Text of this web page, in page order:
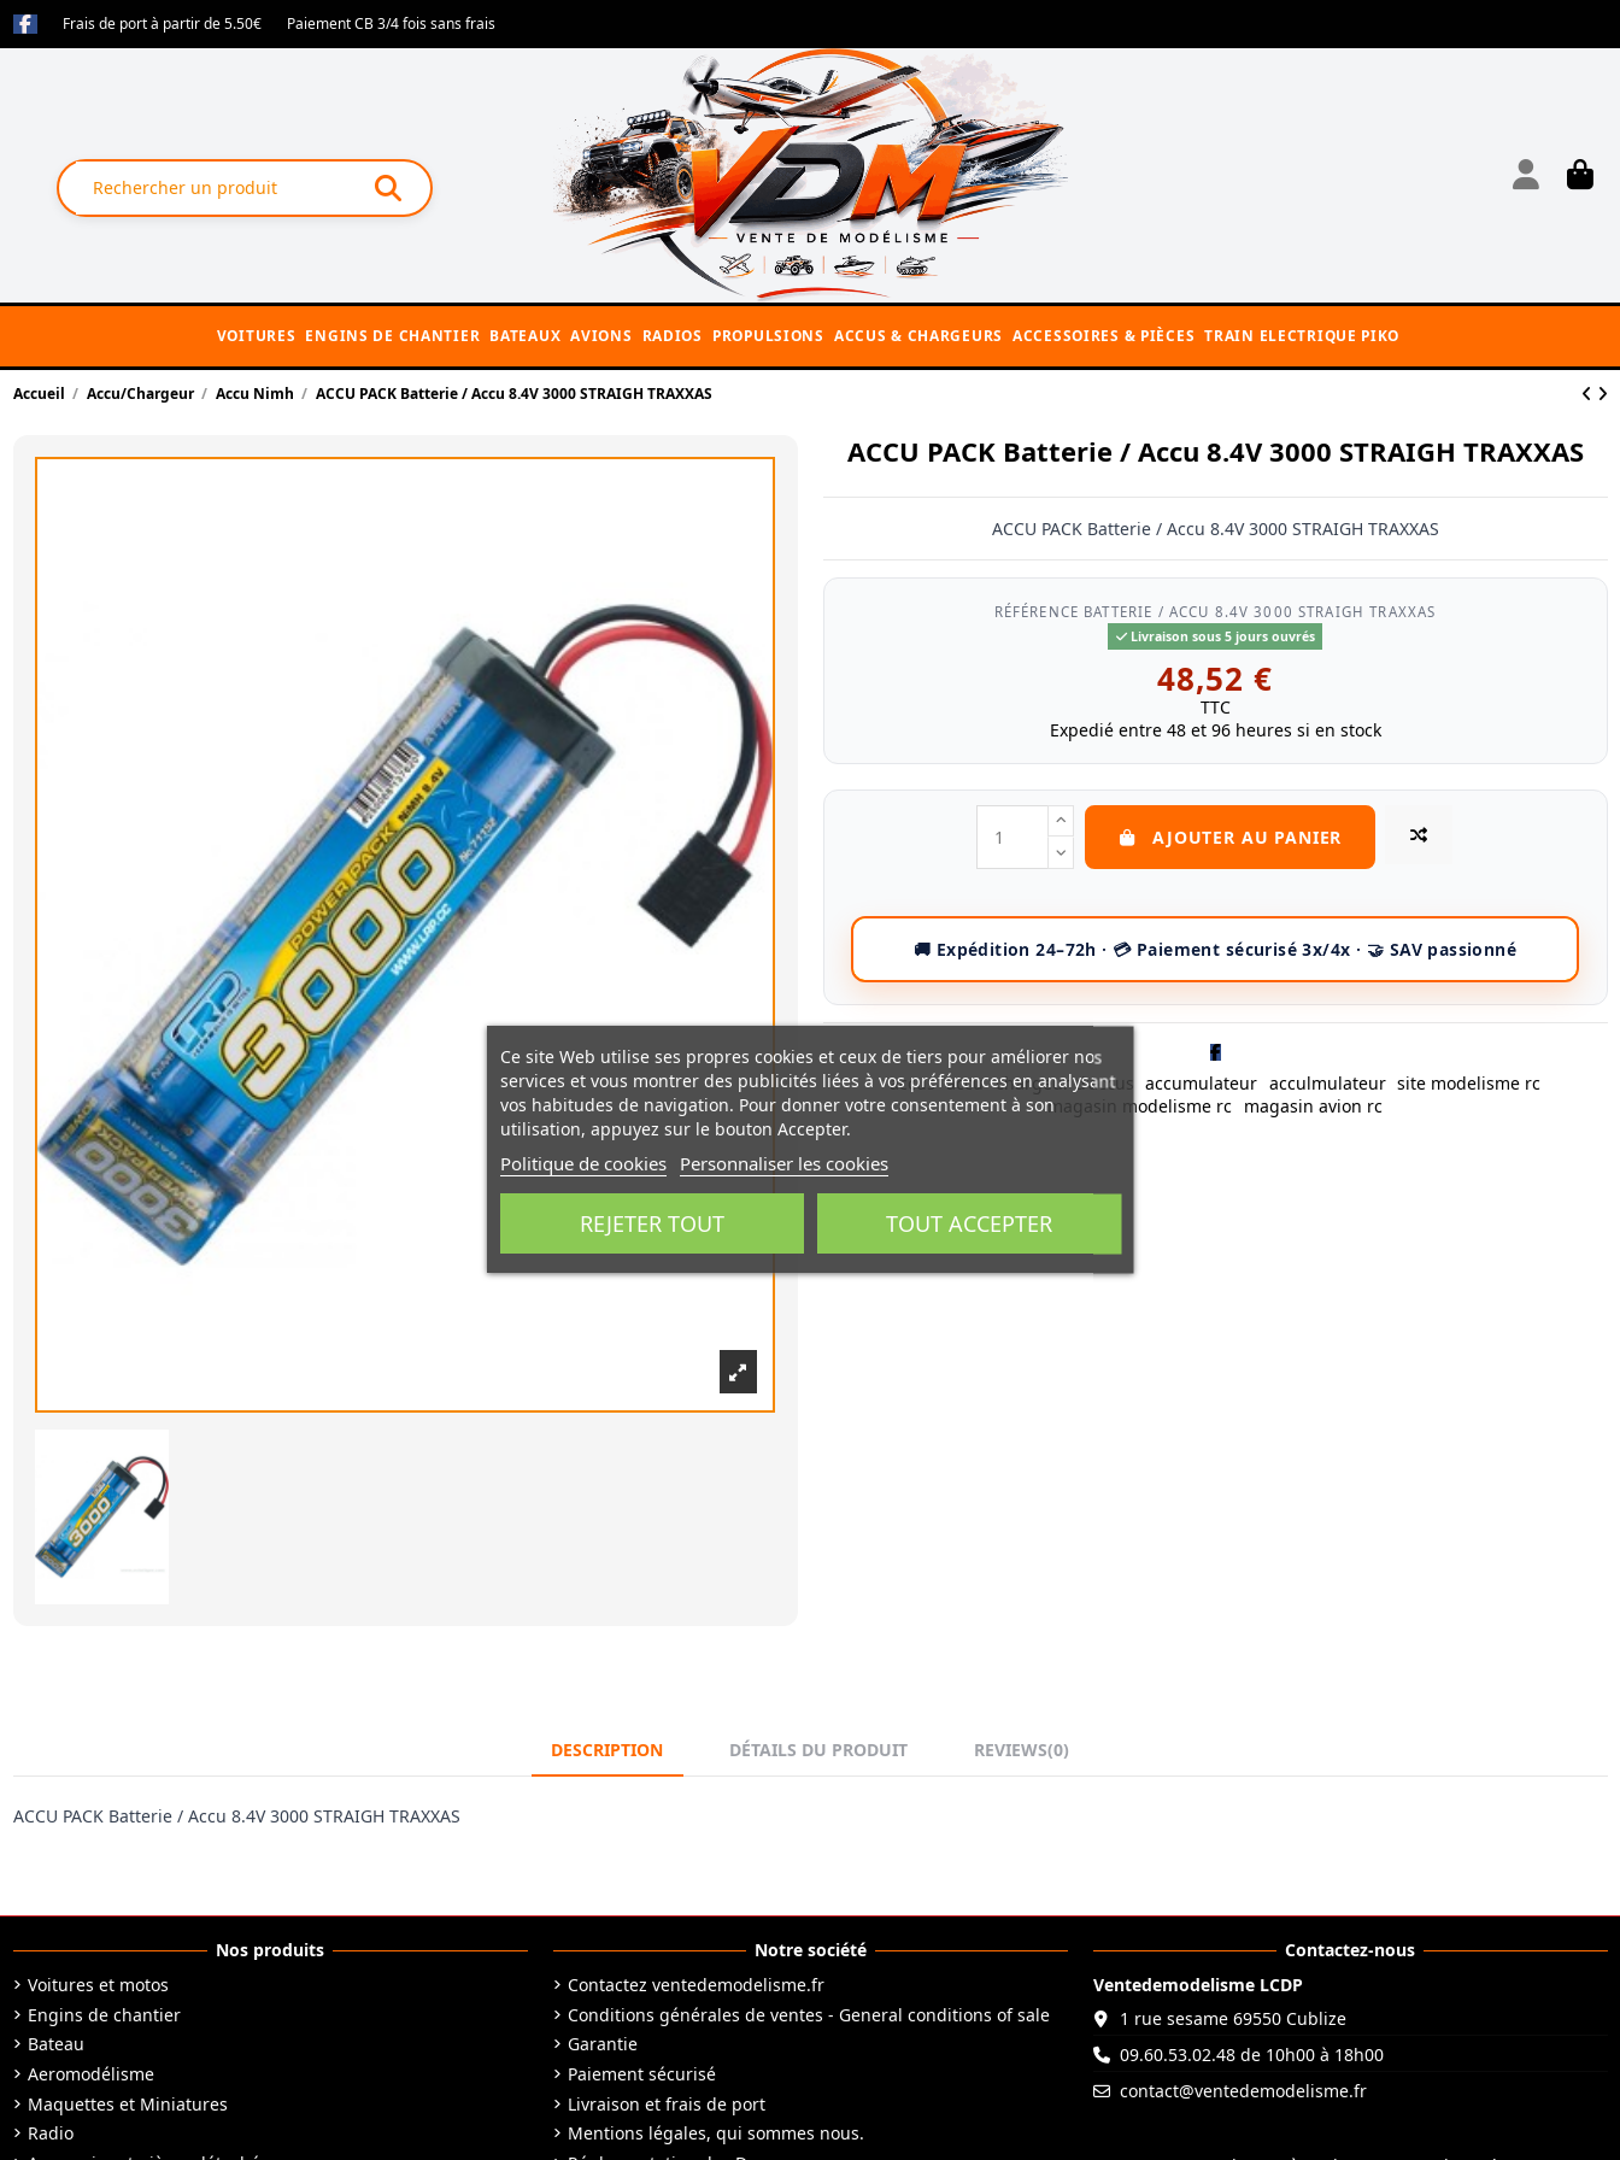
Frais de port à partir de 5.50€ Paiement CB 3/4 fois sans frais
VOITURES ENGINS DE CHANTIER BATEAUX AVIONS RADIOS PROPULSIONS ACCUS & CHARGEURS ACCESSOIRES & PIÈCES TRAIN ELECTRIQUE PIKO
Accueil Accu/Chargeur Accu Nimh ACCU PACK Batterie / Accu 8.4V 3000 STRAIGH TRAXXAS
ACCU PACK Batterie / Accu 8.4V 3000 STRAIGH TRAXXAS
ACCU PACK Batterie / Accu 8.4V 3000 STRAIGH TRAXXAS
RÉFÉRENCE BATTERIE / ACCU 8.4V 3000 STRAIGH TRAXXAS
Livraison sous 5 jours ouvrés
48,52 €
TTC
Expedié entre 48 et 96 heures si en stock
AJOUTER AU PANIER
accus accu chargeur d'accus accumulateur acculmulateur site modelisme rc
magasin modelisme rc magasin avion rc
DESCRIPTION DÉTAILS DU PRODUIT REVIEWS(0)
ACCU PACK Batterie / Accu 8.4V 3000 STRAIGH TRAXXAS
Nos produits
Voitures et motos
Engins de chantier
Bateau
Aeromodélisme
Maquettes et Miniatures
Radio
Notre société
Contactez ventedemodelisme.fr
Conditions générales de ventes - General conditions of sale
Garantie
Paiement sécurisé
Livraison et frais de port
Mentions légales, qui sommes nous.
Contactez-nous
Ventedemodelisme LCDP
1 rue sesame 69550 Cublize
09.60.53.02.48 de 10h00 à 18h00
contact@ventedemodelisme.fr
Ce site Web utilise ses propres cookies et ceux de tiers pour améliorer nos
services et vous montrer des publicités liées à vos préférences en analysant
vos habitudes de navigation. Pour donner votre consentement à son
utilisation, appuyez sur le bouton Accepter.
Politique de cookies Personnaliser les cookies
REJETER TOUT TOUT ACCEPTER